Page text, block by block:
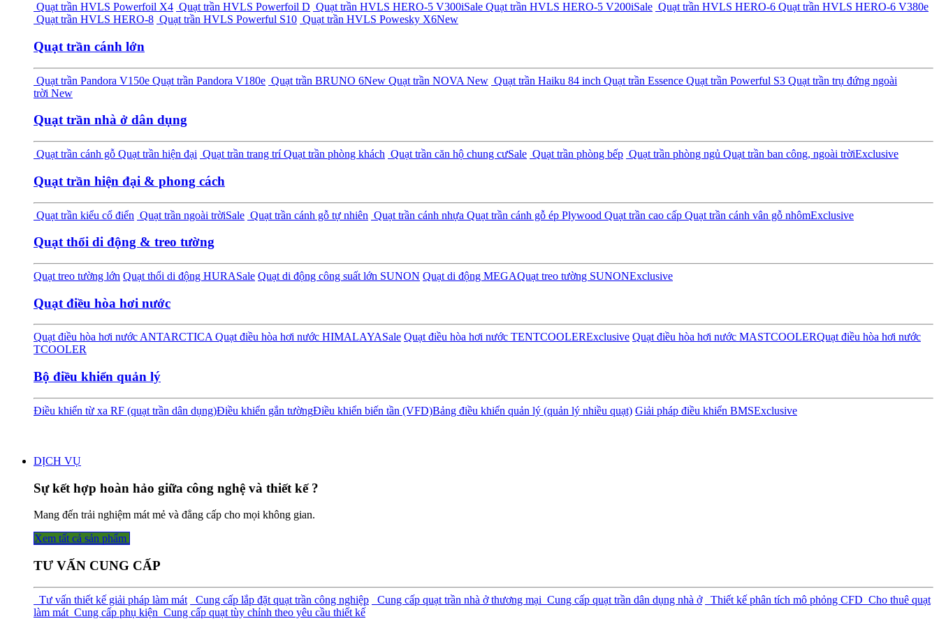
Quạt trần HVLS Powerfoil X4 Quạt trần HVLS Powerfoil D Quạt trần HVLS HERO-5 V300iSale Quạt trần HVLS HERO-5 V200iSale Quạt trần HVLS HERO-6 Quạt trần HVLS HERO-6 V380e
Quạt trần HVLS HERO-8 Quạt trần HVLS Powerful S10 Quạt trần HVLS Powesky X6New
Quạt trần cánh lớn
Quạt trần Pandora V150e Quạt trần Pandora V180e Quạt trần BRUNO 6New Quạt trần NOVA New Quạt trần Haiku 84 inch Quạt trần Essence Quạt trần Powerful S3 Quạt trần trụ đứng ngoài
trời New
Quạt trần nhà ở dân dụng
Quạt trần cánh gỗ Quạt trần hiện đại Quạt trần trang tríQuạt trần phòng khách Quạt trần căn hộ chung cưSale Quạt trần phòng bếp Quạt trần phòng ngủ Quạt trần ban công, ngoài trờiExclusive
Quạt trần hiện đại & phong cách
Quạt trần kiểu cổ điển Quạt trần ngoài trờiSale Quạt trần cánh gỗ tự nhiên Quạt trần cánh nhựa Quạt trần cánh gỗ ép Plywood Quạt trần cao cấp Quạt trần cánh vân gỗ nhômExclusive
Quạt thổi di động & treo tường
Quạt treo tường lớn Quạt thổi di động HURASale Quạt di động công suất lớn SUNON Quạt di động MEGAQuạt treo tường SUNONExclusive
Quạt điều hòa hơi nước
Quạt điều hòa hơi nước ANTARCTICA Quạt điều hòa hơi nước HIMALAYASale Quạt điều hòa hơi nước TENTCOOLERExclusive Quạt điều hòa hơi nước MASTCOOLERQuạt điều hòa hơi nước
TCOOLER
Bộ điều khiển quản lý
Điều khiển từ xa RF (quạt trần dân dụng)Điều khiển gắn tườngĐiều khiển biến tần (VFD)Bảng điều khiển quản lý (quản lý nhiều quạt) Giải pháp điều khiển BMSExclusive
DỊCH VỤ
Sự kết hợp hoàn hảo giữa công nghệ và thiết kế ?
Mang đến trải nghiệm mát mẻ và đẳng cấp cho mọi không gian.
Xem tất cả sả​​​​n phẩm
TƯ VẤN CUNG CẤP
Tư vấn thiết kế giải pháp làm mát Cung cấp lắp đặt quạt trần công nghiệp Cung cấp quạt trần nhà ở thương mại Cung cấp quạt trần dân dụng nhà ở Thiết kế phân tích mô phỏng CFD Cho thuê quạt
làm mát Cung cấp phụ kiện Cung cấp quạt tùy chỉnh theo yêu cầu thiết kế